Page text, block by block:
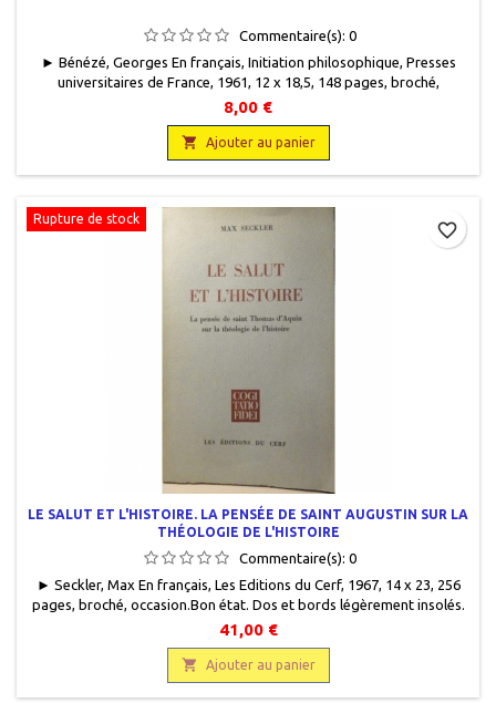
Commentaire(s): 0
► Bénézé, Georges En français, Initiation philosophique, Presses
universitaires de France, 1961, 12 x 18,5, 148 pages, broché,
occasion. Bon état. Première édition.
8,00 €
 Ajouter au panier
Rupture de stock
LE SALUT ET L'HISTOIRE. LA PENSÉE DE SAINT AUGUSTIN SUR LA
THÉOLOGIE DE L'HISTOIRE
Commentaire(s): 0
► Seckler, Max En français, Les Editions du Cerf, 1967, 14 x 23, 256
pages, broché, occasion.Bon état. Dos et bords légèrement insolés.
41,00 €
 Ajouter au panier
favorite_border